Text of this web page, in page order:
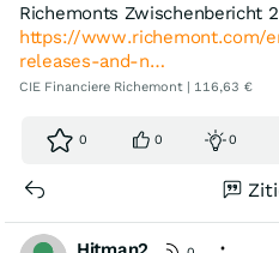
Richemonts Zwischenbericht
https://www.richemont.com/
releases-and-n…
CIE Financiere Richemont | 116,63 €
0 0 0